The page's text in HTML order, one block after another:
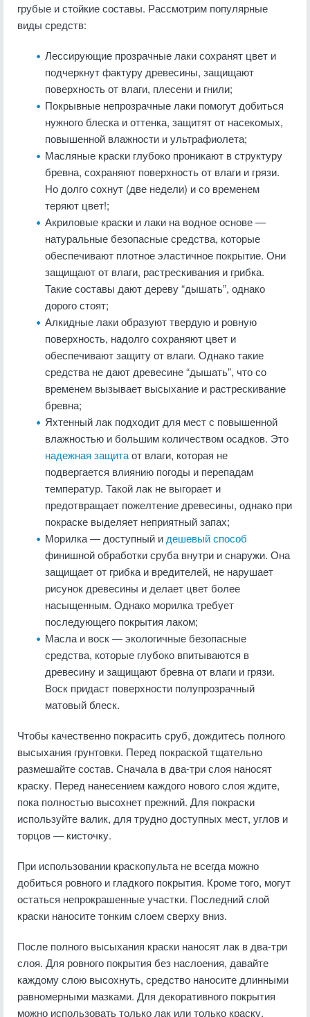
грубые и стойкие составы. Рассмотрим популярные
виды средств:
Лессирующие прозрачные лаки сохранят цвет и
подчеркнут фактуру древесины, защищают
поверхность от влаги, плесени и гнили;
Покрывные непрозрачные лаки помогут добиться
нужного блеска и оттенка, защитят от насекомых,
повышенной влажности и ультрафиолета;
Масляные краски глубоко проникают в структуру
бревна, сохраняют поверхность от влаги и грязи.
Но долго сохнут (две недели) и со временем
теряют цвет!;
Акриловые краски и лаки на водное основе —
натуральные безопасные средства, которые
обеспечивают плотное эластичное покрытие. Они
защищают от влаги, растрескивания и грибка.
Такие составы дают дереву “дышать”, однако
дорого стоят;
Алкидные лаки образуют твердую и ровную
поверхность, надолго сохраняют цвет и
обеспечивают защиту от влаги. Однако такие
средства не дают древесине “дышать”, что со
временем вызывает высыхание и растрескивание
бревна;
Яхтенный лак подходит для мест с повышенной
влажностью и большим количеством осадков. Это
надежная защитаот влаги, которая не
подвергается влиянию погоды и перепадам
температур. Такой лак не выгорает и
предотвращает пожелтение древесины, однако при
покраске выделяет неприятный запах;
Морилка — доступный и дешевый способ
финишной обработки сруба внутри и снаружи. Она
защищает от грибка и вредителей, не нарушает
рисунок древесины и делает цвет более
насыщенным. Однако морилка требует
последующего покрытия лаком;
Масла и воск — экологичные безопасные
средства, которые глубоко впитываются в
древесину и защищают бревна от влаги и грязи.
Воск придаст поверхности полупрозрачный
матовый блеск.
Чтобы качественно покрасить сруб, дождитесь полного
высыхания грунтовки. Перед покраской тщательно
размешайте состав. Сначала в два-три слоя наносят
краску. Перед нанесением каждого нового слоя ждите,
пока полностью высохнет прежний. Для покраски
используйте валик, для трудно доступных мест, углов и
торцов — кисточку.
При использовании краскопульта не всегда можно
добиться ровного и гладкого покрытия. Кроме того, могут
остаться непрокрашенные участки. Последний слой
краски наносите тонким слоем сверху вниз.
После полного высыхания краски наносят лак в два-три
слоя. Для ровного покрытия без наслоения, давайте
каждому слою высохнуть, средство наносите длинными
равномерными мазками. Для декоративного покрытия
можно использовать только лак или только краску.